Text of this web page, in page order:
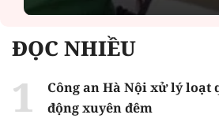
ĐỌC NHIỀU
Công an Hà Nội xử lý loạt
động xuyên đêm